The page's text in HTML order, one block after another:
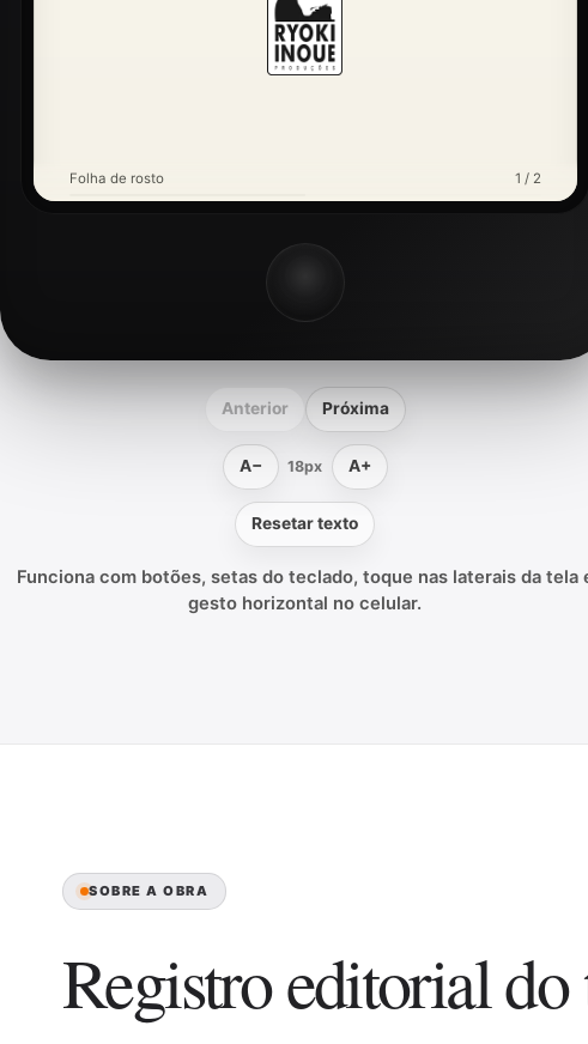
Folha de rosto 1 / 2
Anterior Próxima
A− 18px A+
Resetar texto
Funciona com botões, setas do teclado, toque nas laterais da tela
gesto horizontal no celular.
SOBRE A OBRA
Registro editorial